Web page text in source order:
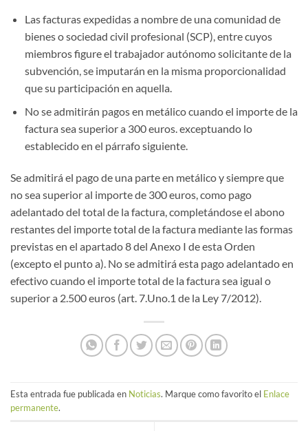
Las facturas expedidas a nombre de una comunidad de
bienes o sociedad civil profesional (SCP), entre cuyos
miembros figure el trabajador autónomo solicitante de la
subvención, se imputarán en la misma proporcionalidad
que su participación en aquella.
No se admitirán pagos en metálico cuando el importe de la
factura sea superior a 300 euros. exceptuando lo
establecido en el párrafo siguiente.
Se admitirá el pago de una parte en metálico y siempre que
no sea superior al importe de 300 euros, como pago
adelantado del total de la factura, completándose el abono
restantes del importe total de la factura mediante las formas
previstas en el apartado 8 del Anexo I de esta Orden
(excepto el punto a). No se admitirá esta pago adelantado en
efectivo cuando el importe total de la factura sea igual o
superior a 2.500 euros (art. 7.Uno.1 de la Ley 7/2012).
Esta entrada fue publicada en Noticias. Marque como favorito el Enlace
permanente.